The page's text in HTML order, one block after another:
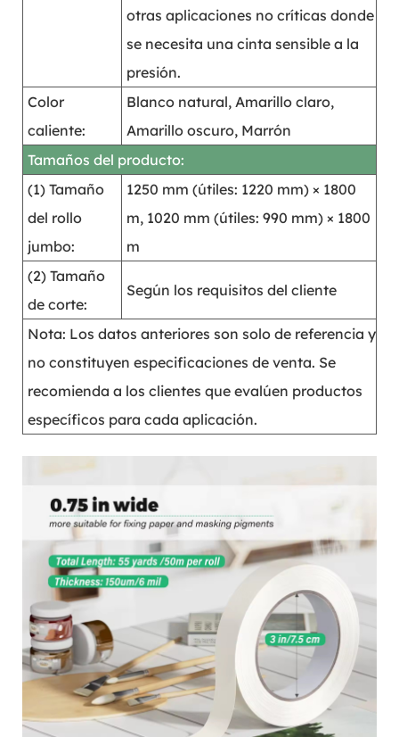
otras aplicaciones no críticas donde
se necesita una cinta sensible a la
presión.
Color
caliente:
Blanco natural, Amarillo claro,
Amarillo oscuro, Marrón
Tamaños del producto:
(1) Tamaño
del rollo
jumbo:
1250 mm (útiles: 1220 mm) × 1800
m, 1020 mm (útiles: 990 mm) × 1800
m
(2) Tamaño
de corte:
Según los requisitos del cliente
Nota: Los datos anteriores son solo de referencia y
no constituyen especificaciones de venta. Se
recomienda a los clientes que evalúen productos
específicos para cada aplicación.